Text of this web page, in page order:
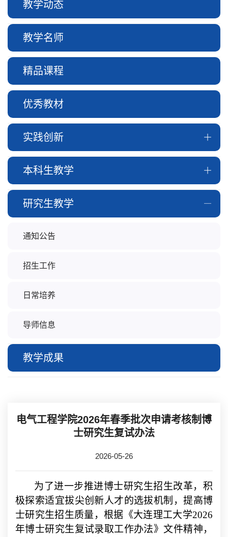
教学动态
教学名师
精品课程
优秀教材
实践创新
本科生教学
研究生教学
通知公告
招生工作
日常培养
导师信息
教学成果
电气工程学院2026年春季批次申请考核制博
士研究生复试办法
2026-05-26
为了进一步推进博士研究生招生改革，积
极探索适宜拔尖创新人才的选拔机制，提高博
士研究生招生质量，根据《大连理工大学2026
年博士研究生复试录取工作办法》文件精神，